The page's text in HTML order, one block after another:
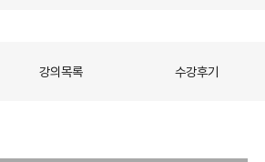
강의목록 수강후기